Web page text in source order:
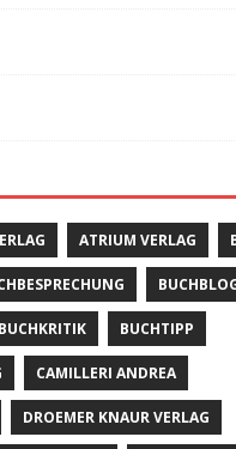
ATRIUM VERLAG
BUCHKRITIK BUCHTIPP
CAMILLERI ANDREA
DROEMER KNAUR VERLAG